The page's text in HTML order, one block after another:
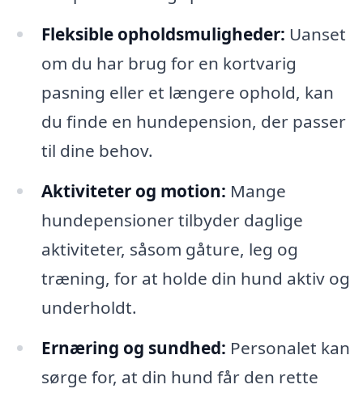
Fleksible opholdsmuligheder: Uanset
om du har brug for en kortvarig
pasning eller et længere ophold, kan
du finde en hundepension, der passer
til dine behov.
Aktiviteter og motion: Mange
hundepensioner tilbyder daglige
aktiviteter, såsom gåture, leg og
træning, for at holde din hund aktiv og
underholdt.
Ernæring og sundhed: Personalet kan
sørge for, at din hund får den rette